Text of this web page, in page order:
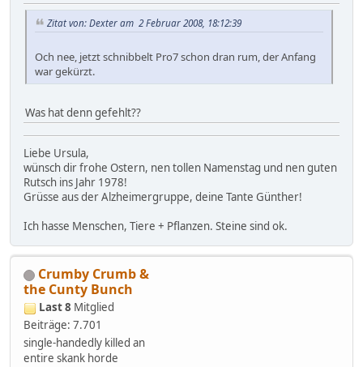
Zitat von: Dexter am 2 Februar 2008, 18:12:39
Och nee, jetzt schnibbelt Pro7 schon dran rum, der Anfang
war gekürzt.
Was hat denn gefehlt??
Liebe Ursula,
wünsch dir frohe Ostern, nen tollen Namenstag und nen guten
Rutsch ins Jahr 1978!
Grüsse aus der Alzheimergruppe, deine Tante Günther!
Ich hasse Menschen, Tiere + Pflanzen. Steine sind ok.
Crumby Crumb &
the Cunty Bunch
Last 8 Mitglied
Beiträge: 7.701
single-handedly killed an
entire skank horde